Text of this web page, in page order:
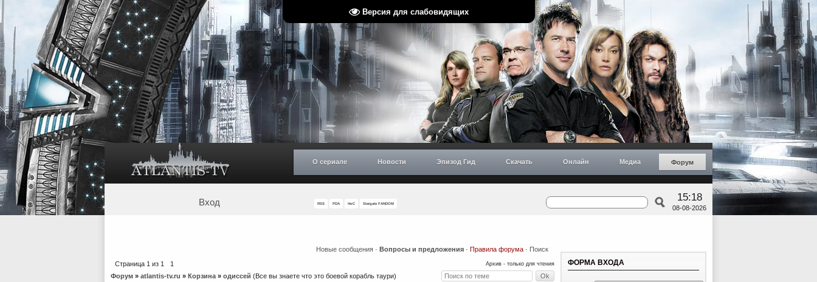
Версия для слабовидящих
О сериале Новости Эпизод Гид Скачать Онлайн Медиа Форум
Вход RSS PDA НиС Stargate FANDOM
15:18
08-08-2026
Новые сообщения · Вопросы и предложения · Правила форума · Поиск
Страница 1 из 1 1 Архив - только для чтения
Форум » atlantis-tv.ru » Корзина » одиссей (Все вы знаете что это боевой корабль таури)
ФОРМА ВХОДА